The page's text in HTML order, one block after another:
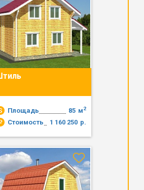
Площадь м2
85
Стоимость
р.
1 160 250